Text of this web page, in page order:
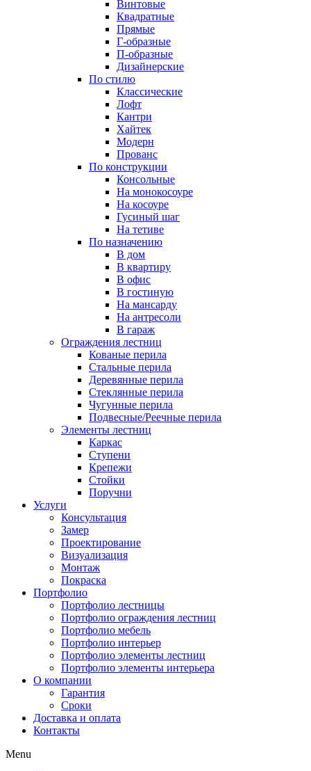
Винтовые
Квадратные
Прямые
Г-образные
П-образные
Дизайнерские
По стилю
Классические
Лофт
Кантри
Хайтек
Модерн
Прованс
По конструкции
Консольные
На монокосоуре
На косоуре
Гусиный шаг
На тетиве
По назначению
В дом
В квартиру
В офис
В гостиную
На мансарду
На антресоли
В гараж
Ограждения лестниц
Кованые перила
Стальные перила
Деревянные перила
Стеклянные перила
Чугунные перила
Подвесные/Реечные перила
Элементы лестниц
Каркас
Ступени
Крепежи
Стойки
Поручни
Услуги
Консультация
Замер
Проектирование
Визуализация
Монтаж
Покраска
Портфолио
Портфолио лестницы
Портфолио ограждения лестниц
Портфолио мебель
Портфолио интерьер
Портфолио элементы лестниц
Портфолио элементы интерьера
О компании
Гарантия
Сроки
Доставка и оплата
Контакты
Menu